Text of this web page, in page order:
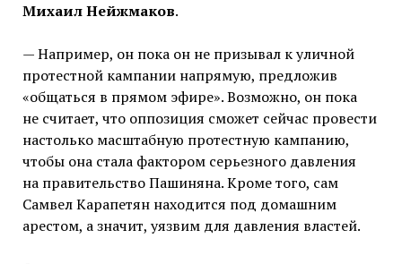
Михаил Нейжмаков.
— Например, он пока он не призывал к уличной
протестной кампании напрямую, предложив
«общаться в прямом эфире». Возможно, он пока
не считает, что оппозиция сможет сейчас провести
настолько масштабную протестную кампанию,
чтобы она стала фактором серьезного давления
на правительство Пашиняна. Кроме того, сам
Самвел Карапетян находится под домашним
арестом, а значит, уязвим для давления властей.